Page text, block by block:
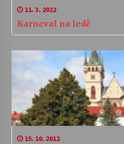
11. 3. 2022
Karneval na ledě
15. 10. 2012